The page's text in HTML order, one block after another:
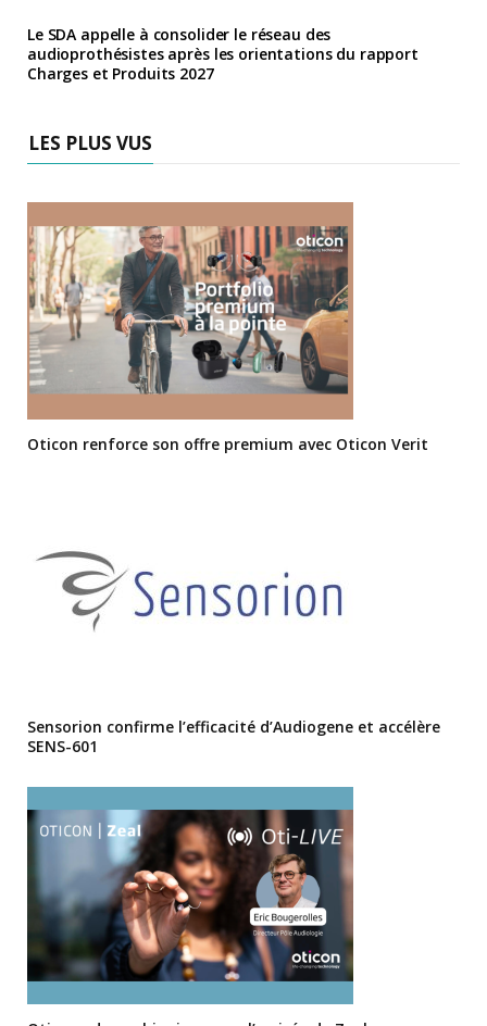
Le SDA appelle à consolider le réseau des
audioprothésistes après les orientations du rapport
Charges et Produits 2027
LES PLUS VUS
Oticon renforce son offre premium avec Oticon Verit
Sensorion confirme l’efficacité d’Audiogene et accélère
SENS-601